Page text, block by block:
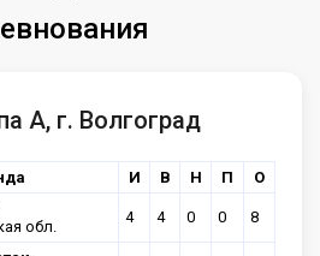
А, г. Волгоград
И В Н П О
обл.
4 4 0 0 8